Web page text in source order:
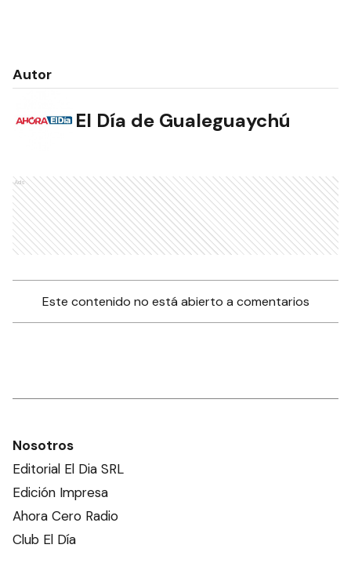
Autor
El Día de Gualeguaychú
Ads
Este contenido no está abierto a comentarios
Nosotros
Editorial El Dia SRL
Edición Impresa
Ahora Cero Radio
Club El Día